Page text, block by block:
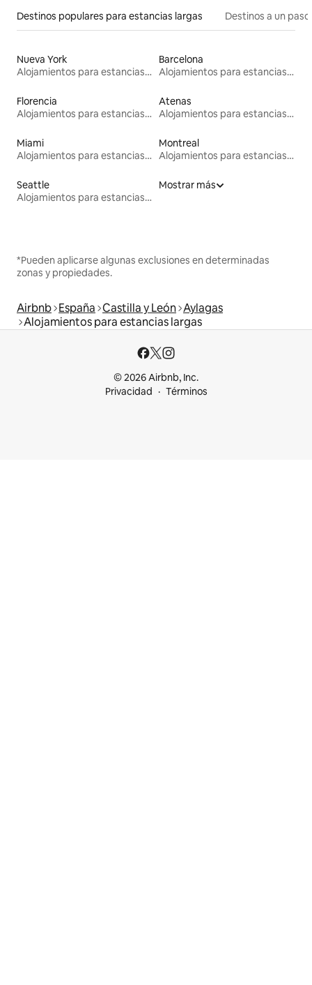
Destinos populares para estancias largas Destinos a un
Nueva York
Alojamientos para estancias largas
Barcelona
Alojamientos para estancias largas
Florencia
Alojamientos para estancias largas
Atenas
Alojamientos para estancias largas
Miami
Alojamientos para estancias largas
Montreal
Alojamientos para estancias largas
Seattle
Alojamientos para estancias largas
Mostrar más
*Pueden aplicarse algunas exclusiones en determinadas
zonas y propiedades.
Airbnb España Castilla y León Aylagas
Alojamientos para estancias largas
© 2026 Airbnb, Inc.
Privacidad
Términos